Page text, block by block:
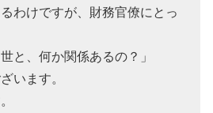
わけですが、財務官僚にとっ
と、何か関係あるの？」
います。